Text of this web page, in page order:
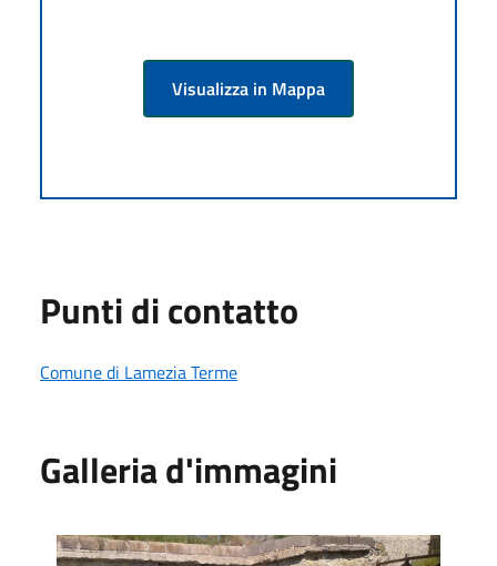
Visualizza in Mappa
Punti di contatto
Comune di Lamezia Terme
Galleria d'immagini
Terme Caronte